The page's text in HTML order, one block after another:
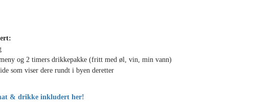
og 2 timers drikkepakke (fritt med øl, vin, min vann)
som viser dere rundt i byen deretter
& drikke inkludert her!